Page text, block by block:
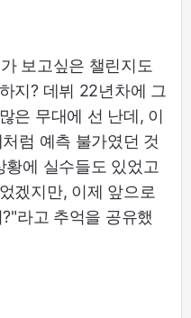
보고싶은 챌린지도
지? 데뷔 22년차에 그
은 무대에 선 난데, 이
럼 예측 불가였던 것
에 실수들도 있었고
겠지만, 이제 앞으로
라고 추억을 공유했